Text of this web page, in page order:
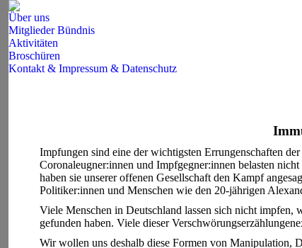
Über uns
Mitglieder Bündnis
Aktivitäten
Broschüren
Kontakt & Impressum & Datenschutz
Impfungen sind eine der wichtigsten Errungenschaften
Coronaleugner:innen und Impfgegner:innen belasten
haben sie unserer offenen Gesellschaft den Kampf
Politiker:innen und Menschen wie den 20-jährigen
Viele Menschen in Deutschland lassen sich nicht impfen,
gefunden haben. Viele dieser
Wir wollen uns deshalb diese Formen von Manipulation,